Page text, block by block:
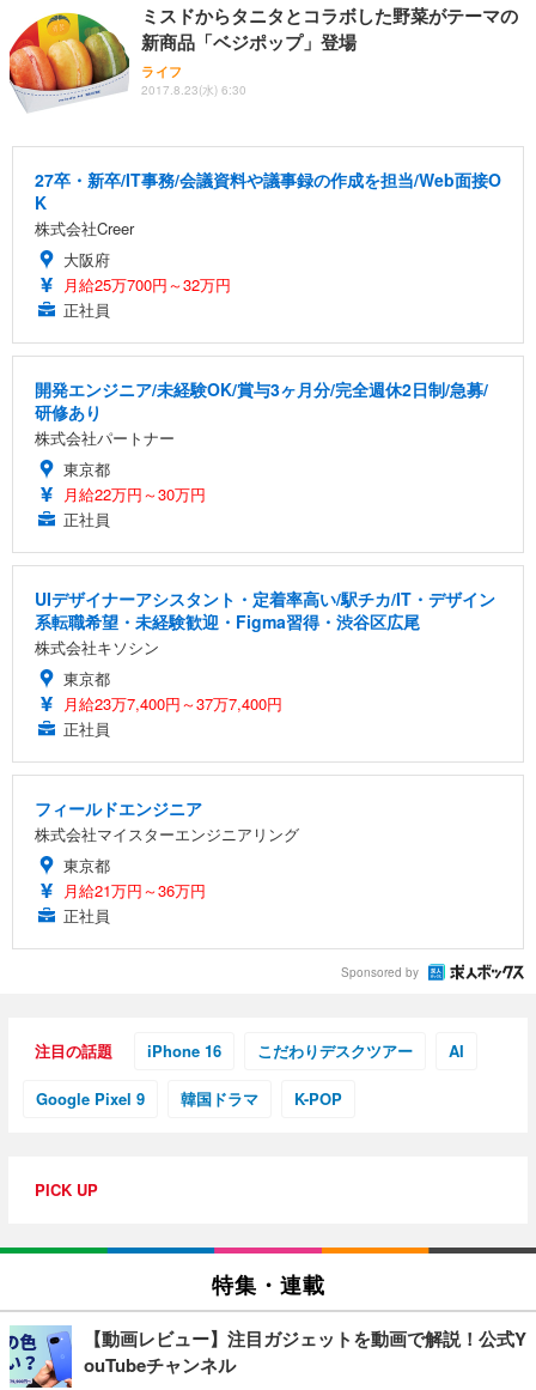
ミスドからタニタとコラボした野菜がテーマの
新商品「ベジポップ」登場
ライフ
2017.8.23(水) 6:30
27卒・新卒/IT事務/会議資料や議事録の作成を担当/Web面接O
K
株式会社Creer
大阪府
月給25万700円～32万円
正社員
開発エンジニア/未経験OK/賞与3ヶ月分/完全週休2日制/急募/
研修あり
株式会社パートナー
東京都
月給22万円～30万円
正社員
UIデザイナーアシスタント・定着率高い/駅チカ/IT・デザイン
系転職希望・未経験歓迎・Figma習得・渋谷区広尾
株式会社キソシン
東京都
月給23万7,400円～37万7,400円
正社員
フィールドエンジニア
株式会社マイスターエンジニアリング
東京都
月給21万円～36万円
正社員
Sponsored by
注目の話題 iPhone 16 こだわりデスクツアー AI
Google Pixel 9 韓国ドラマ K-POP
PICK UP
特集・連載
【動画レビュー】注目ガジェットを動画で解説！公式Y
ouTubeチャンネル